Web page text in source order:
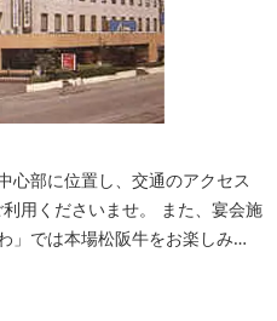
心部に位置し、交通のアクセス
用くださいませ。 また、宴会施
」では本場松阪牛をお楽しみい